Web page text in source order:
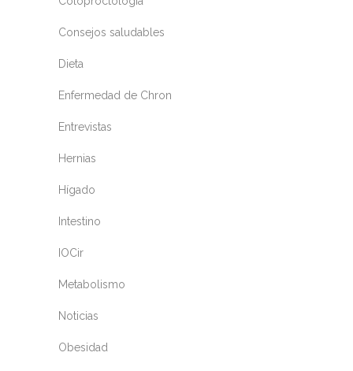
Consejos saludables
Dieta
Enfermedad de Chron
Entrevistas
Hernias
Hígado
Intestino
IOCir
Metabolismo
Noticias
Obesidad